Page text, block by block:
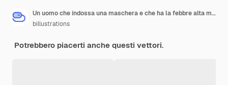
Un uomo che indossa una maschera e che ha la febbre alta mostra i sintomi del coronavirus
billustrations
Potrebbero piacerti anche questi vettori.